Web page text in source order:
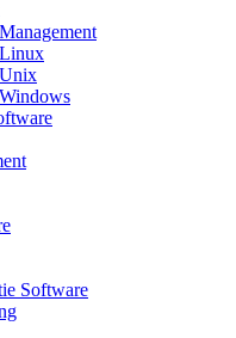
Software